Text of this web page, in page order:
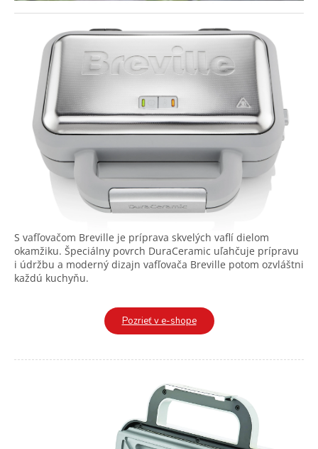
S vafľovačom Breville je príprava skvelých vaflí dielom
okamžiku. Špeciálny povrch DuraCeramic uľahčuje prípravu
i údržbu a moderný dizajn vafľovača Breville potom ozvláštni
každú kuchyňu.
Pozrieť v e-shope